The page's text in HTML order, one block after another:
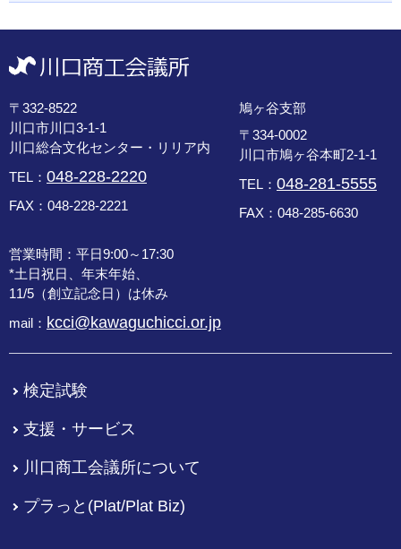
〒332-8522
川口市川口3-1-1
川口総合文化センター・リリア内
TEL： 048-228-2220
FAX：048-228-2221
鳩ヶ谷支部
〒334-0002
川口市鳩ヶ谷本町2-1-1
TEL： 048-281-5555
FAX：048-285-6630
営業時間：平日9:00～17:30
*土日祝日、年末年始、
11/5（創立記念日）は休み
mail： kcci@kawaguchicci.or.jp
検定試験
支援・サービス
川口商工会議所について
プラっと(Plat/Plat Biz)